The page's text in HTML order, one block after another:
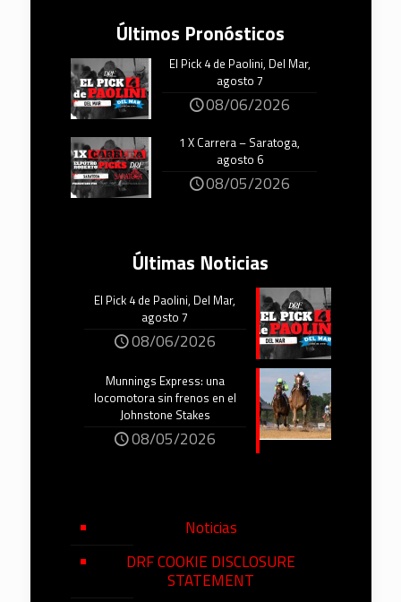
Últimos Pronósticos
El Pick 4 de Paolini, Del Mar,
agosto 7
08/06/2026
1 X Carrera – Saratoga,
agosto 6
08/05/2026
Últimas Noticias
El Pick 4 de Paolini, Del Mar,
agosto 7
08/06/2026
Munnings Express: una
locomotora sin frenos en el
Johnstone Stakes
08/05/2026
Noticias
DRF COOKIE DISCLOSURE
STATEMENT